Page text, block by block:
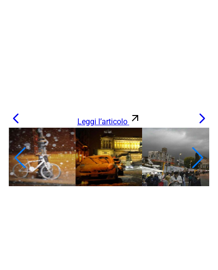
Leggi l’articolo